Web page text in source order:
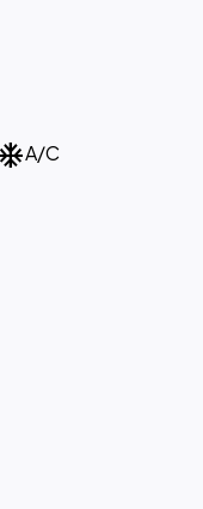
ac_unitA/C